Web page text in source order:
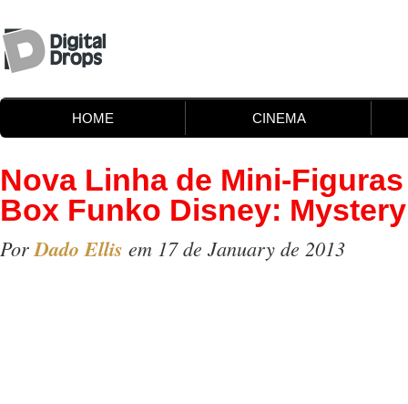
HOME CINEMA
Nova Linha de Mini-
Box Funko Disney:
PorDado Ellis em 17 de January de 2013